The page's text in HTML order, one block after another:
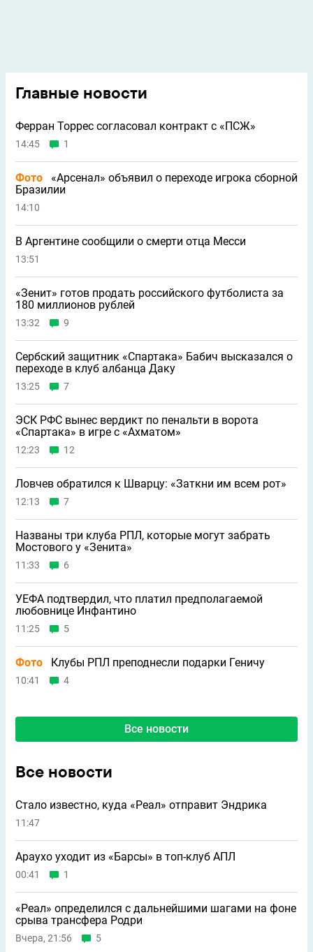
Главные новости
Ферран Торрес согласовал контракт с «ПСЖ»
14:45 1
Фото
«Арсенал» объявил о переходе игрока сборной
Бразилии
14:10
В Аргентине сообщили о смерти отца Месси
13:51
«Зенит» готов продать российского футболиста за
180 миллионов рублей
13:32 9
Сербский защитник «Спартака» Бабич высказался о
переходе в клуб албанца Даку
13:25 7
ЭСК РФС вынес вердикт по пенальти в ворота
«Спартака» в игре с «Ахматом»
12:23 12
Ловчев обратился к Шварцу: «Заткни им всем рот»
12:13 7
Названы три клуба РПЛ, которые могут забрать
Мостового у «Зенита»
11:33 6
УЕФА подтвердил, что платил предполагаемой
любовнице Инфантино
11:25 5
Фото Клубы РПЛ преподнесли подарки Геничу
10:41 4
Все новости
Все новости
Стало известно, куда «Реал» отправит Эндрика
11:47
Араухо уходит из «Барсы» в топ-клуб АПЛ
00:41 1
«Реал» определился с дальнейшими шагами на фоне
срыва трансфера Родри
Вчера, 21:56 5